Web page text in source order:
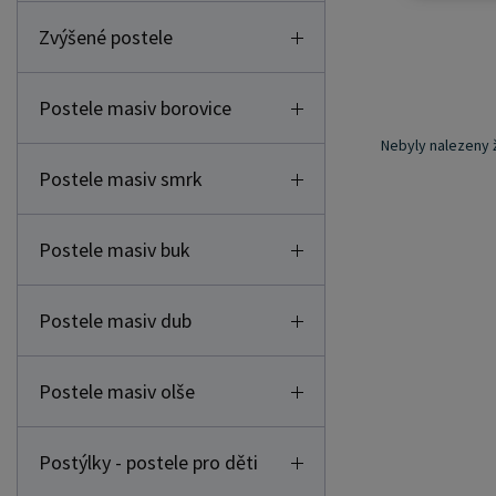
Zvýšené postele
Postele masiv borovice
Postele masiv smrk
Postele masiv buk
Postele masiv dub
Postele masiv olše
Postýlky - postele pro děti
Nebyly